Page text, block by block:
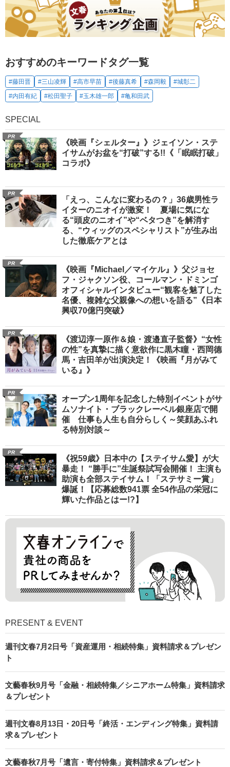
おすすめのキーワードタグ一覧
#藤田晋 #三山凌輝 #高市早苗 #後藤真希 #森岡毅
#城彰二
#内田有紀
#松田聖子 #玉木雄一郎 #亀和田武
SPECIAL
PR
《映画『シェルター』》ジェイソン・ステ
イサムがお盆を“打破”する!!《「眠眠打破」
コラボ》
PR
「えっ、こんなに変わるの？」36歳男性ラ
イターのニオイが激変！ 夏場に気にな
る“頭皮のニオイ”や“ベタつき”を解消す
る、“ウィッグのスペシャリスト”が生み出
した徹底ケアとは
PR
《映画『Michael／マイケル』》父ジョセ
フ・ジャクソン役、コールマン・ドミンゴ
オフィシャルインタビュー“観客を魅了した
名優、複雑な父親像への想いを語る”《日本
興収70億円突破》
PR
《渡辺淳一原作＆娘・渡邉直子監督》“女性
の性”を真摯に描く意欲作に黒木瞳・西岡德
馬・吉田羊が出演決定！《映画『月がみて
いる』》
PR
オープン1周年を記念した特別イベントがサ
ムソナイト・ブラックレーベル銀座店で開
催 仕事も人生も自分らしく～笑顔あふれ
る特別対談～
PR
《祝59歳》日本中の【ステイサム愛】が大
暴走！ “勝手に”生誕祭試写会開催！ 主演も
助演も全部ステイサム！「ステサミー賞」
爆誕！【応募総数941票 全54作品の栄冠に
輝いた作品とはー!?】
PRESENT & EVENT
週刊文春7月2日号「資産運用・相続特集」資料請求＆プレゼン
ト
文藝春秋9月号「金融・相続特集／シニアホーム特集」資料請求
＆プレゼント
週刊文春8月13日・20日号「終活・エンディング特集」資料請
求＆プレゼント
文藝春秋7月号「遺言・寄付特集」資料請求＆プレゼント